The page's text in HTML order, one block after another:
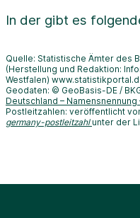
In der gibt es
Quelle: Statistische Ämter des
(Herstellung und Redaktion:
Westfalen)
Geodaten: © GeoBasis-DE /
Deutschland – Namensnennung
Postleitzahlen: veröffentlicht
germany-postleitzahl unter der